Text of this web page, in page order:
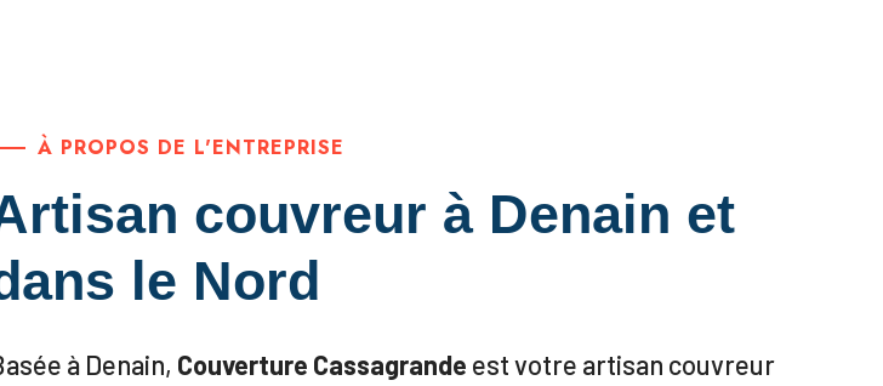
À PROPOS DE L'ENTREPRISE
couvreur à Denain et
le Nord
à Denain, Couverture Cassagrande est votre artisan couvreur